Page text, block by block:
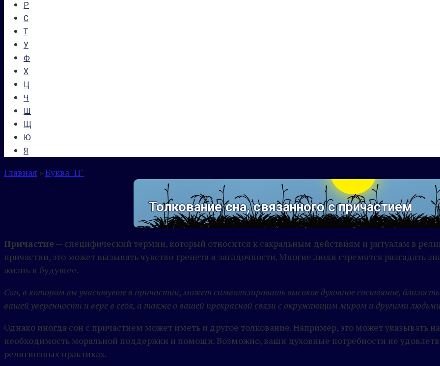
Р
С
Т
У
Ф
Х
Ц
Ч
Ш
Щ
Ю
Я
Главная »Буква "П"
Толкование сна, связанного с причастием
Причастие — специфический термин, который относится к сакральным действиям и ритуалам в
причастии, это может вызывать чувство трепета и загадочности. Многие люди стремятся разгадать
жизнь и будущее.
Сон, в котором вы участвуете в причастии, может символизировать высокое духовное состояние,
вашей уверенности и вере в себя, а также о вашей прекрасной связи с окружающим миром и другими
Однако иногда сон с причастием может иметь и другое толкование. Например, это может указывать
необходимость моральной поддержки и помощи. Возможно, ваши духовные потребности не
религиозных практиках.